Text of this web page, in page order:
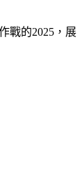
戰的2025，展